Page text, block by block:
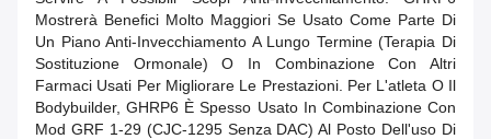
Mostrerà Benefici Molto Maggiori Se Usato Come Parte Di
Un Piano Anti-Invecchiamento A Lungo Termine (Terapia Di
Sostituzione Ormonale) O In Combinazione Con Altri
Farmaci Usati Per Migliorare Le Prestazioni. Per L'atleta O Il
Bodybuilder, GHRP6 È Spesso Usato In Combinazione Con
Mod GRF 1-29 (CJC-1295 Senza DAC) Al Posto Dell'uso Di